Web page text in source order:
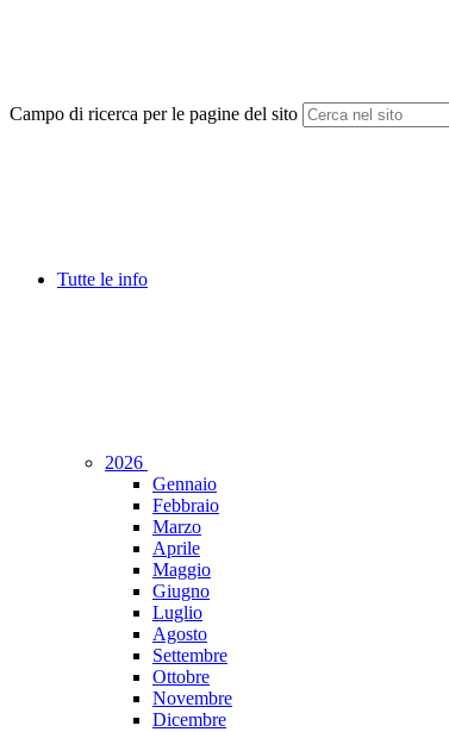
Campo di ricerca per le pagine del sito
Tutte le info
2026
Gennaio
Febbraio
Marzo
Aprile
Maggio
Giugno
Luglio
Agosto
Settembre
Ottobre
Novembre
Dicembre